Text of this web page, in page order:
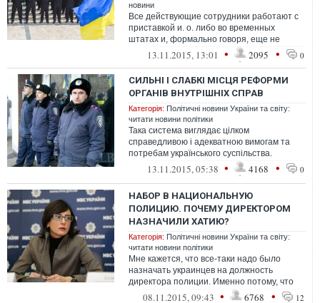
новини
Все действующие сотрудники работают с
приставкой и. о. либо во временных
штатах и, формально говоря, еще не
являются полицейскими. На данный
13.11.2015, 13:01 • 2095 • 0
СИЛЬНІ І СЛАБКІ МІСЦЯ РЕФОРМИ
ОРГАНІВ ВНУТРІШНІХ СПРАВ
Категорія: Політичні новини України та світу:
читати новини політики
Така система виглядає цілком
справедливою і адекватною вимогам та
потребам українського суспільства.
Зрештою, ніхто не збирається порушувати
13.11.2015, 05:38 • 4168 • 0
НАБОР В НАЦИОНАЛЬНУЮ
ПОЛИЦИЮ. ПОЧЕМУ ДИРЕКТОРОМ
НАЗНАЧИЛИ ХАТИЮ?
Категорія: Політичні новини України та світу:
читати новини політики
Мне кажется, что все-таки надо было
назначать украинцев на должность
директора полиции. Именно потому, что
должность все-таки будет требовать
08.11.2015, 09:43 • 6768 • 12